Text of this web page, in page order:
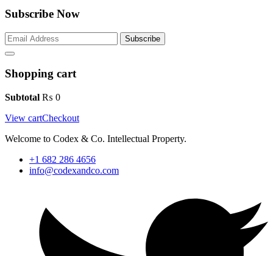
Subscribe Now
Subscribe
Shopping cart
Subtotal ₨ 0
View cartCheckout
Welcome to Codex & Co. Intellectual Property.
+1 682 286 4656
info@codexandco.com